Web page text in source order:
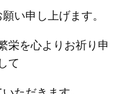
い申し上げます。
栄を心よりお祈り申
て